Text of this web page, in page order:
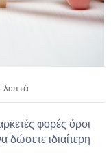
λεπτά
φορές όροι
δώσετε ιδιαίτερη